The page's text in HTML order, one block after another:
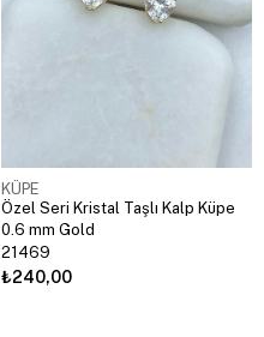
KÜPE
Özel Seri Kristal Taşlı Kalp Küpe
0.6 mm Gold
21469
₺240,00